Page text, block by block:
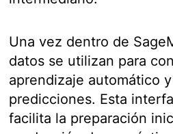
Una vez dentro de
datos se utilizan para
aprendizaje automático
predicciones. Esta
facilita la preparación